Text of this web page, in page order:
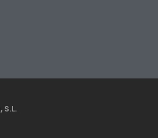
S.L.